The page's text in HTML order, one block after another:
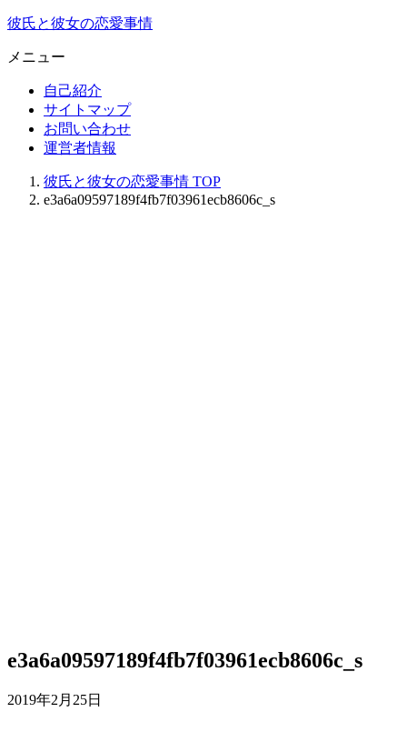
彼氏と彼女の恋愛事情
メニュー
自己紹介
サイトマップ
お問い合わせ
運営者情報
彼氏と彼女の恋愛事情 TOP
e3a6a09597189f4fb7f03961ecb8606c_s
e3a6a09597189f4fb7f03961ecb8606c_s
2019年2月25日